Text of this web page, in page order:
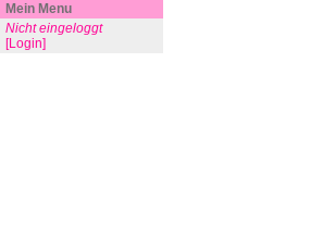
Mein Menu
Nicht eingeloggt
[Login]